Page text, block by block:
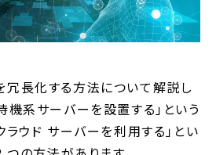
冗長化する方法について解説し
機系サーバーを設置する」という
ラウド サーバーを利用する」とい